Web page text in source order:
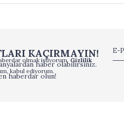
KAÇIRMAYIN!
haber olabilirsiniz.
haberdar olun!
olmak istiyorum. Gizlilik
kabul ediyorum.